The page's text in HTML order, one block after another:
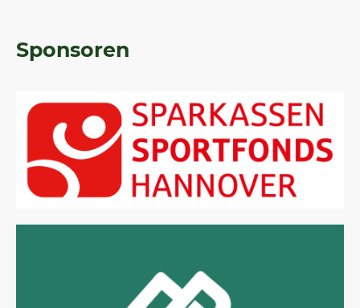
Sponsoren